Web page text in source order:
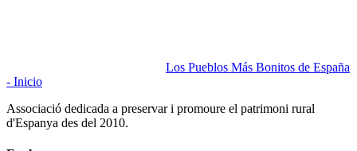
Los Pueblos Más Bonitos de España
- Inicio
Associació dedicada a preservar i promoure el patrimoni rural
d'Espanya des del 2010.